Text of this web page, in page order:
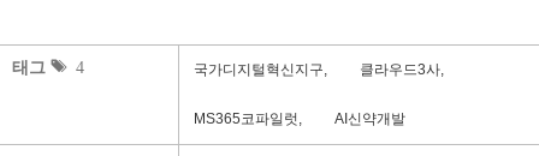
태그 4 국가디지털혁신지구, 클라우드3사,
MS365코파일럿, AI신약개발